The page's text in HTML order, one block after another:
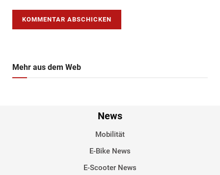
Mehr aus dem Web
News
Mobilität
E-Bike News
E-Scooter News